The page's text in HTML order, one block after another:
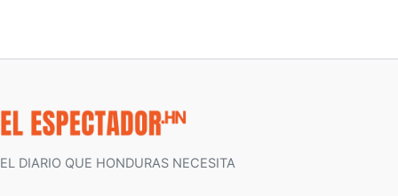
EL DIARIO QUE HONDURAS NECESITA